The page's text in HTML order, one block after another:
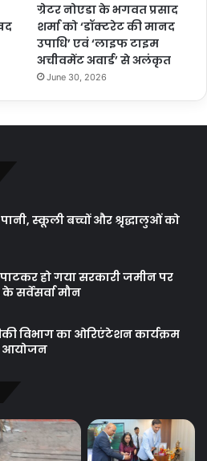
ग्रेटर नोएडा के भगवत प्रसाद
शर्मा को ‘डॉक्टरेट की मानद
उपाधि’ एवं ‘लाइफ टाइम
अचीवमेंट अवार्ड’ से अलंकृत
June 30, 2026
स्कूली बच्चों और श्रृद्धालुओं को
हो गया सरकारी जमीन पर
सर्वेसर्वा मौन
विभाग का ओरिएंटेशन कार्यक्रम
आयोजन